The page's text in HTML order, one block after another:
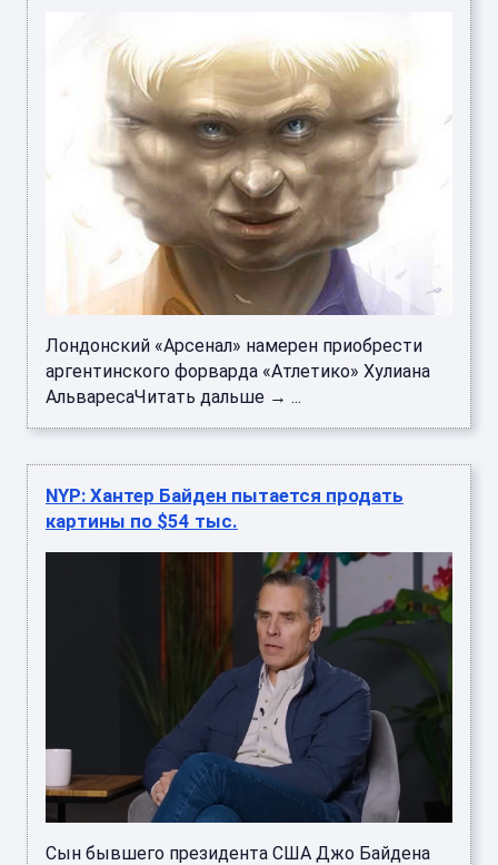
Лондонский «Арсенал» намерен приобрести
аргентинского форварда «Атлетико» Хулиана
АльваресаЧитать дальше → ...
NYP: Хантер Байден пытается продать
картины по $54 тыс.
Сын бывшего президента США Джо Байдена